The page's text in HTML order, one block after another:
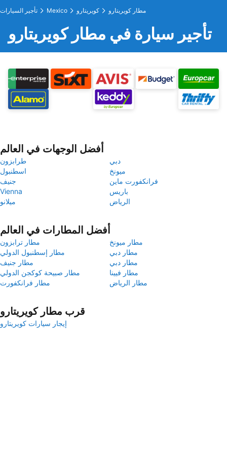
تأجير السيارات Mexico كويريتارو مطار كويريتارو
تأجير سيارة في مطار كويريتارو
أفضل الوجهات في العالم
طرابزون
دبي
اسطنبول
ميونخ
جنيف
فرانكفورت ماين
Vienna
باريس
ميلانو
الرياض
أفضل المطارات في العالم
مطار ترابزون
مطار ميونخ
مطار إسطنبول الدولي
مطار دبي
مطار جنيف
مطار دبي
مطار صبيحة كوكجن الدولي
مطار فيينا
مطار فرانكفورت
مطار الرياض
قرب مطار كويريتارو
إيجار سيارات كويريتارو